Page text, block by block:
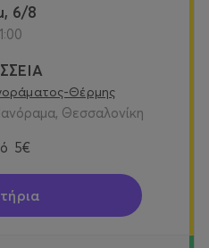
6/8
21:00
Θέρμης
Θεσσαλονίκη
5€